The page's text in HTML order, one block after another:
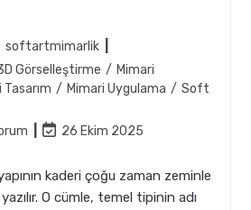
softartmimarlik
Görselleştirme / Mimari
Tasarım / Mimari Uygulama / Soft
Post
modified:
26 Ekim 2025
kaderi çoğu zaman zeminle
O cümle, temel tipinin adı